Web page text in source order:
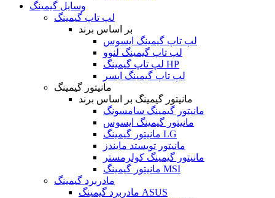
وسایل گیمینگ
لپ تاپ گیمینگ
بر اساس برند
لپ تاپ گیمینگ ایسوس
لپ تاپ گیمینگ لنوو
لپ تاپ گیمینگ HP
لپ تاپ گیمینگ ایسر
مانیتور گیمینگ
مانیتور گیمینگ بر اساس برند
مانیتور گیمینگ سامسونگ
مانیتور گیمینگ ایسوس
مانیتور گیمینگ LG
مانیتور تویستد مایندز
مانیتور گیمینگ کولرمستر
مانیتور گیمینگ MSI
مادربرد گیمینگ
مادربرد گیمینگ ASUS